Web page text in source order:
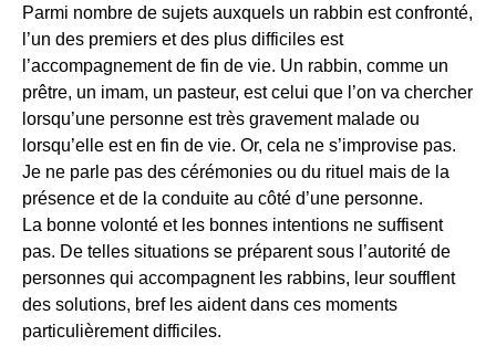
Parmi nombre de sujets auxquels un rabbin est confronté,
l’un des premiers et des plus difficiles est
l’accompagnement de fin de vie. Un rabbin, comme un
prêtre, un imam, un pasteur, est celui que l’on va chercher
lorsqu’une personne est très gravement malade ou
lorsqu’elle est en fin de vie. Or, cela ne s’improvise pas.
Je ne parle pas des cérémonies ou du rituel mais de la
présence et de la conduite au côté d’une personne.
La bonne volonté et les bonnes intentions ne suffisent
pas. De telles situations se préparent sous l’autorité de
personnes qui accompagnent les rabbins, leur soufflent
des solutions, bref les aident dans ces moments
particulièrement difficiles.